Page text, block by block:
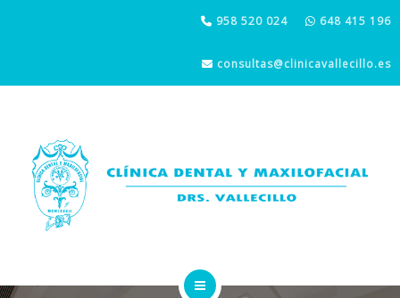
CIRUGÍA ORAL Y MAXILOFACIAL
958 520 024 648 415 196
consultas@clinicavallecillo.es